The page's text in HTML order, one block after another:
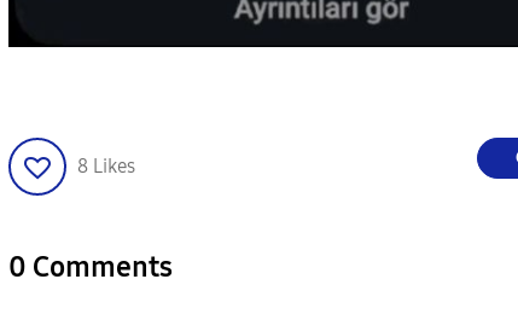
8 Likes
0 Comments